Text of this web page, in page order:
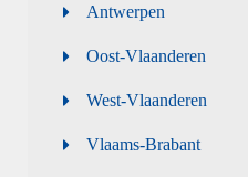
Antwerpen
Oost-Vlaanderen
West-Vlaanderen
Vlaams-Brabant